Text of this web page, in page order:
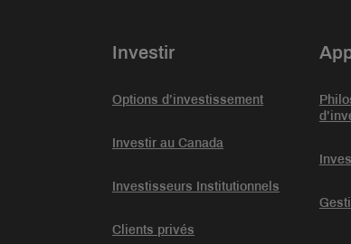
Investir
Options d’investissement
Investir au Canada
Investisseurs Institutionnels
Clients privés